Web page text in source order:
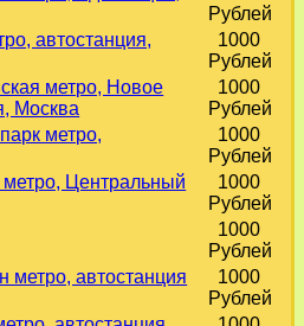
Рублей
автостанция,
1000
Рублей
метро, Новое
Москва
1000
Рублей
метро,
1000
Рублей
Центральный
1000
Рублей
1000
Рублей
метро, автостанция
1000
Рублей